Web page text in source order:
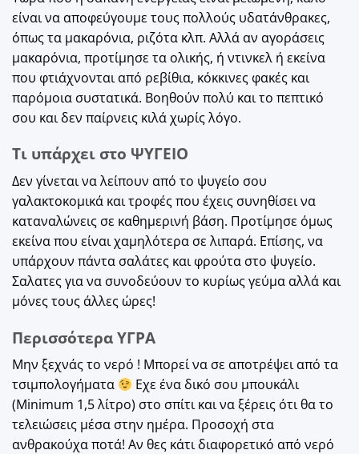
είναι να αποφεύγουμε τους πολλούς υδατάνθρακες,
όπως τα μακαρόνια, ριζότα κλπ. Αλλά αν αγοράσεις
μακαρόνια, προτίμησε τα ολικής, ή ντινκελ ή εκείνα
που φτιάχνονται από ρεβίθια, κόκκινες φακές και
παρόμοια συστατικά. Βοηθούν πολύ και το πεπτικό
σου και δεν παίρνεις κιλά χωρίς λόγο.
Τι υπάρχει στο ΨΥΓΕΙΟ
Δεν γίνεται να λείπουν από το ψυγείο σου
γαλακτοκομικά και τροφές που έχεις συνηθίσει να
καταναλώνεις σε καθημερινή βάση. Προτίμησε όμως
εκείνα που είναι χαμηλότερα σε λιπαρά. Επίσης, να
υπάρχουν πάντα σαλάτες και φρούτα στο ψυγείο.
Σαλατες για να συνοδεύουν το κυρίως γεύμα αλλά και
μόνες τους άλλες ώρες!
Περισσότερα ΥΓΡΑ
Μην ξεχνάς το νερό ! Μπορεί να σε αποτρέψει από τα
τσιμπολογήματα
Εχε ένα δικό σου μπουκάλι
(Minimum 1,5 λίτρο) στο σπίτι και να ξέρεις ότι θα το
τελειώσεις μέσα στην ημέρα. Προσοχή στα
ανθρακούχα ποτά! Αν θες κάτι διαφορετικό από νερό